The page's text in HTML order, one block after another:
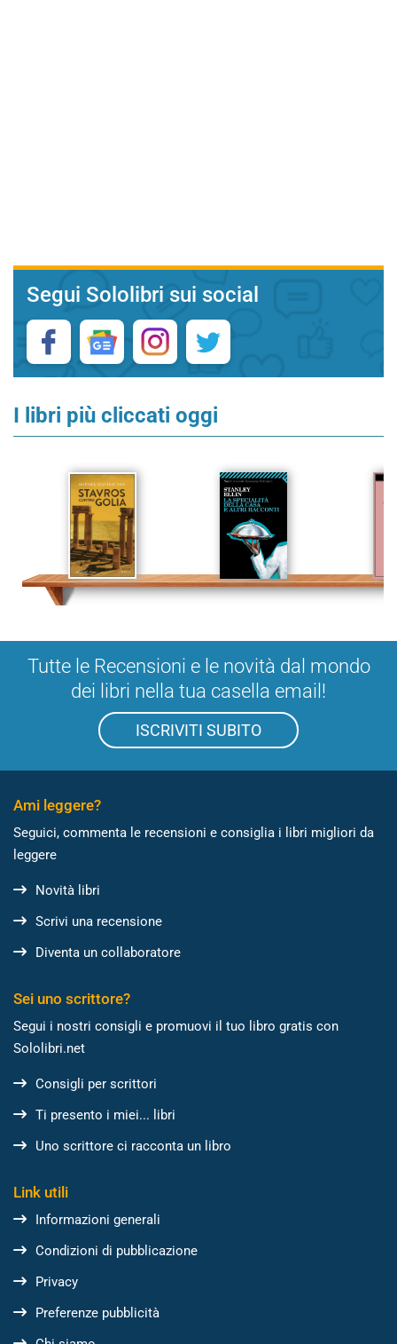
Segui Sololibri sui social
I libri più cliccati oggi
Tutte le Recensioni e le novità dal mondo
dei libri nella tua casella email!
ISCRIVITI SUBITO
Ami leggere?
Seguici, commenta le recensioni e consiglia i libri migliori da
leggere
Novità libri
Scrivi una recensione
Diventa un collaboratore
Sei uno scrittore?
Segui i nostri consigli e promuovi il tuo libro gratis con
Sololibri.net
Consigli per scrittori
Ti presento i miei... libri
Uno scrittore ci racconta un libro
Link utili
Informazioni generali
Condizioni di pubblicazione
Privacy
Preferenze pubblicità